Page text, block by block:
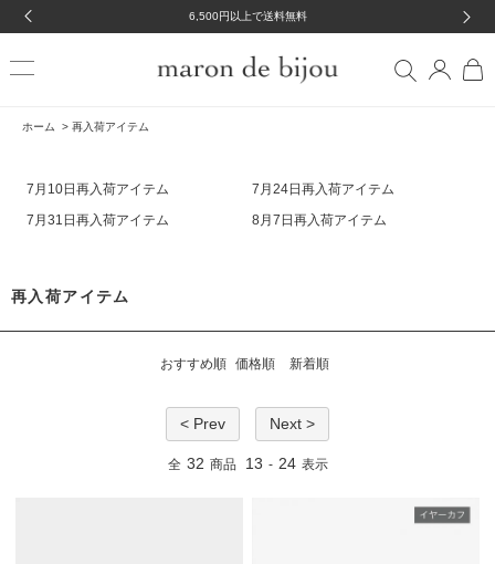
6,500円以上で送料無料
ホーム > 再入荷アイテム
7月10日再入荷アイテム
7月24日再入荷アイテム
7月31日再入荷アイテム
8月7日再入荷アイテム
再入荷アイテム
おすすめ順 価格順 新着順
< Prev Next >
全 32 商品 13 - 24 表示